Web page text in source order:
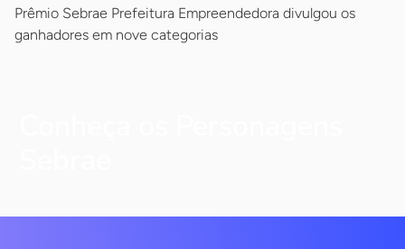
Prêmio Sebrae Prefeitura Empreendedora divulgou os
ganhadores em nove categorias